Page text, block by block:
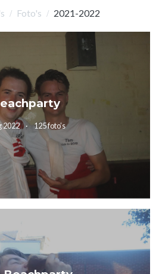
Foto's 2021-2022
2022 125 foto’s